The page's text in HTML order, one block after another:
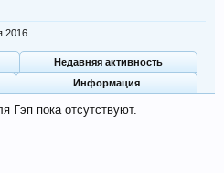
2016
Недавняя активность
Информация
Гэп пока отсутствуют.